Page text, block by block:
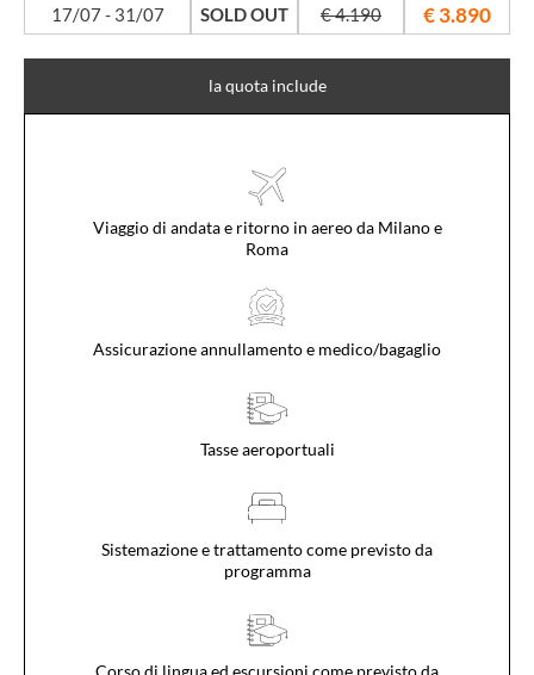
17/07 - 31/07 SOLD OUT € 4.190 € 3.890
la quota include
Viaggio di andata e ritorno in aereo da Milano e
Roma
Assicurazione annullamento e medico/bagaglio
Tasse aeroportuali
Sistemazione e trattamento come previsto da
programma
Corso di lingua ed escursioni come previsto da